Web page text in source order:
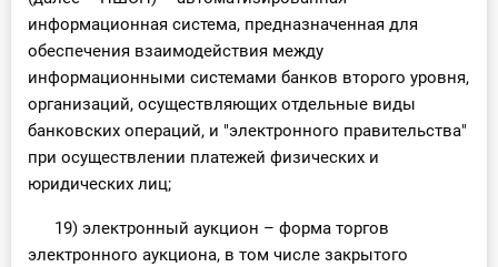
информационная система, предназначенная для
обеспечения взаимодействия между
информационными системами банков второго уровня,
организаций, осуществляющих отдельные виды
банковских операций, и "электронного правительства"
при осуществлении платежей физических и
юридических лиц;
19) электронный аукцион – форма торгов
электронного аукциона, в том числе закрытого